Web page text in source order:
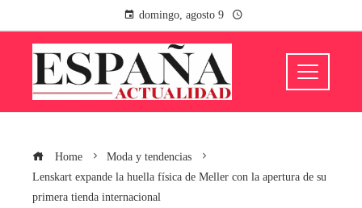
domingo, agosto 9
Home
Moda y tendencias
Lenskart expande la huella física de Meller con la apertura de su
primera tienda internacional